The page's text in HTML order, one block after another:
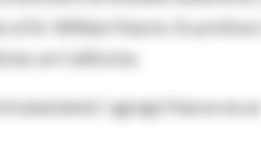
Dr. William Fearon. Es profesor
en California.
agregó Fearon en un